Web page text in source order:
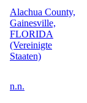
Alachua County,
Gainesville,
FLORIDA
(Vereinigte
Staaten)
n.n.